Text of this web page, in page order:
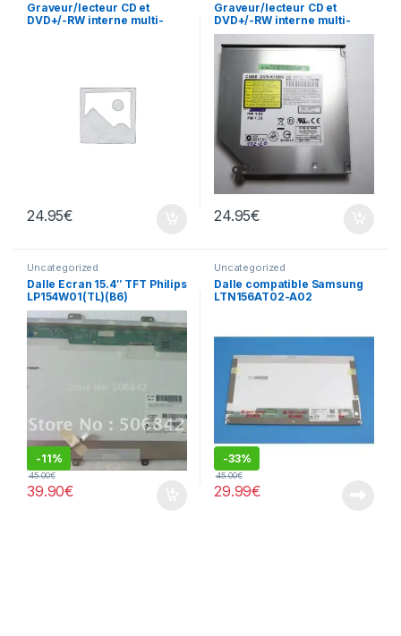
Graveur/lecteur CD et
DVD+/-RW interne multi-
24.95€
Graveur/lecteur CD et
DVD+/-RW interne multi-
recorder portable DVR-
K16RS
24.95€
Uncategorized
Dalle Ecran 15.4″ TFT Philips
LP154W01(TL)(B6​)
-11%
39.90€
45.00€
Uncategorized
Dalle compatible Samsung
LTN156AT02-A02
-33%
29.99€
45.00€